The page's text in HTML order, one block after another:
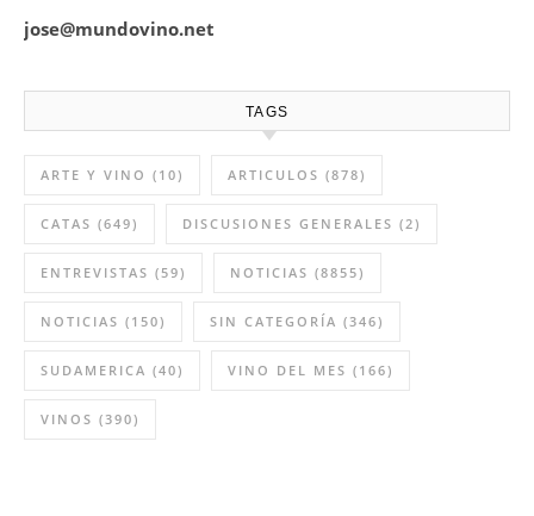
jose@mundovino.net
TAGS
ARTE Y VINO (10) ARTICULOS (878)
CATAS (649) DISCUSIONES GENERALES (2)
ENTREVISTAS (59) NOTICIAS (8855)
NOTICIAS (150) SIN CATEGORÍA (346)
SUDAMERICA (40) VINO DEL MES (166)
VINOS (390)